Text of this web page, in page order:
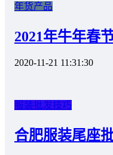
年货产品
2021年牛年春
2020-11-21 11:31:30
服装批发技巧
合肥服装尾座